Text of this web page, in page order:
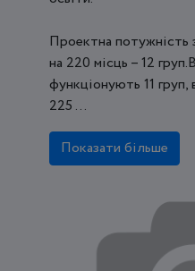
Проектна потужність
на 220 місць – 12
функціонують 11
225 ...
Показати більше